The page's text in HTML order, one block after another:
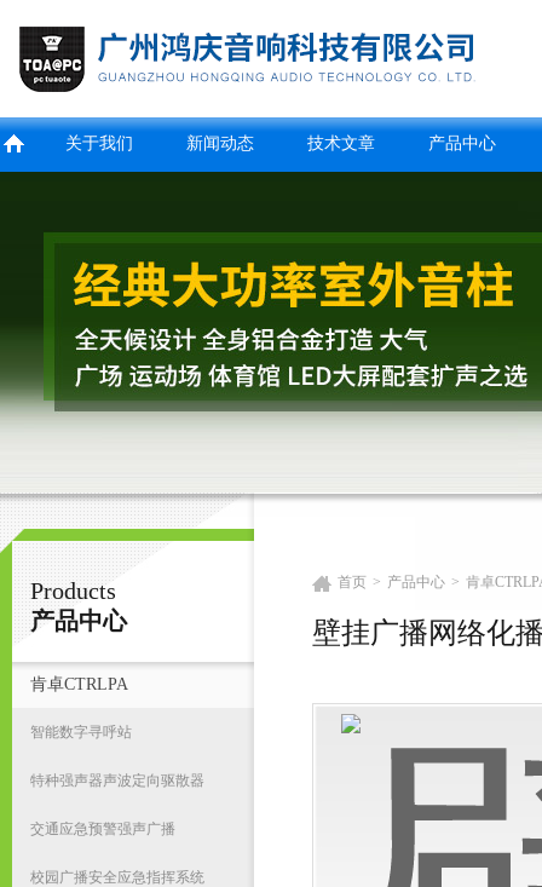
广州鸿庆音响科技有限公司
关于我们 新闻动态 技术文章 产品中心
Products
产品中心
肯卓CTRLPA
智能数字寻呼站
特种强声器声波定向驱散器
交通应急预警强声广播
校园广播安全应急指挥系统
首页 > 产品中心 > 肯卓
壁挂广播网络化